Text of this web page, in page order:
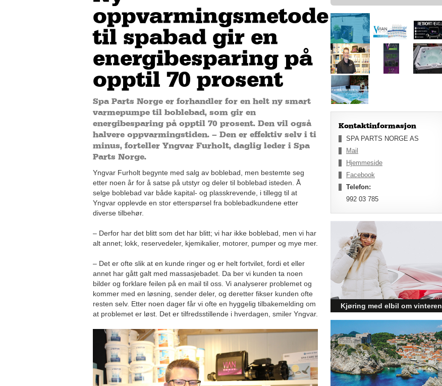
oppvarmingsmetode
til spabad gir en
energibesparing på
opptil 70 prosent
Spa Parts Norge er forhandler for en helt ny smart
varmepumpe til boblebad, som gir en
energibesparing på opptil 70 prosent. Den vil også
halvere oppvarmingstiden. – Den er effektiv selv i ti
minus, forteller Yngvar Furholt, daglig leder i Spa
Parts Norge.
Yngvar Furholt begynte med salg av boblebad, men bestemte seg
etter noen år for å satse på utstyr og deler til boblebad isteden. Å
selge boblebad var både kapital- og plasskrevende, i tillegg til at
Yngvar opplevde en stor etterspørsel fra boblebadkundene etter
diverse tilbehør.
– Derfor har det blitt som det har blitt; vi har ikke boblebad, men vi har
alt annet; lokk, reservedeler, kjemikalier, motorer, pumper og mye mer.
– Det er ofte slik at en kunde ringer og er helt fortvilet, fordi et eller
annet har gått galt med massasjebadet. Da ber vi kunden ta noen
bilder og forklare feilen på en mail til oss. Vi analyserer problemet og
kommer med en løsning, sender deler, og deretter fikser kunden ofte
resten selv. Etter noen dager får vi ofte en hyggelig tilbakemelding om
at problemet er løst. Det er tilfredsstillende i hverdagen, smiler Yngvar.
Kontaktinformasjon
SPA PARTS NORGE AS
Mail
Hjemmeside
Facebook
Telefon:
992 03 785
Kjøring med elbil om vinteren
– hvordan få bedre
rekkevidde?
Elbiler (EV) representerer
fremtiden for transport, men deres
effektivitet under utfordrende
vinterforhold kan være en
utfordring.